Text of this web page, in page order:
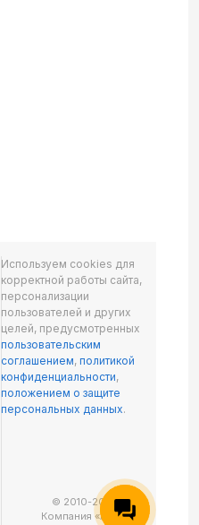
Используем cookies для
корректной работы сайта,
персонализации
пользователей и других
целей, предусмотренных
пользовательским
соглашением,политикой
конфиденциальности,
положением о защите
персональных данных.
© 2010-2026 ООО
Компания «Ай Пи Ар